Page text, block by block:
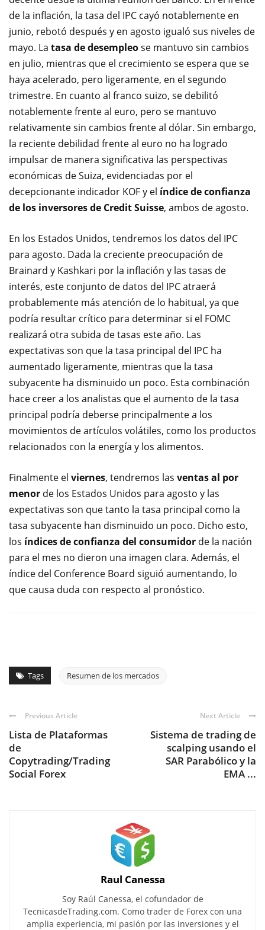
de la inflación, la tasa del IPC cayó notablemente en
junio, rebotó después y en agosto igualó sus niveles de
mayo. La tasa de desempleose mantuvo sin cambios
en julio, mientras que el crecimiento se espera que se
haya acelerado, pero ligeramente, en el segundo
trimestre. En cuanto al franco suizo, se debilitó
notablemente frente al euro, pero se mantuvo
relativamente sin cambios frente al dólar. Sin embargo,
la reciente debilidad frente al euro no ha logrado
impulsar de manera significativa las perspectivas
económicas de Suiza, evidenciadas por el
decepcionante indicador KOF y el índice de confianza
de los inversores de Credit Suisse, ambos de agosto.
En los Estados Unidos, tendremos los datos del IPC
para agosto. Dada la creciente preocupación de
Brainard y Kashkari por la inflación y las tasas de
interés, este conjunto de datos del IPC atraerá
probablemente más atención de lo habitual, ya que
podría resultar crítico para determinar si el FOMC
realizará otra subida de tasas este año. Las
expectativas son que la tasa principal del IPC ha
aumentado ligeramente, mientras que la tasa
subyacente ha disminuido un poco. Esta combinación
hace creer a los analistas que el aumento de la tasa
principal podría deberse principalmente a los
movimientos de artículos volátiles, como los productos
relacionados con la energía y los alimentos.
Finalmente el viernes, tendremos las ventas al por
menor de los Estados Unidos para agosto y las
expectativas son que tanto la tasa principal como la
tasa subyacente han disminuido un poco. Dicho esto,
los índices de confianza del consumidor de la nación
para el mes no dieron una imagen clara. Además, el
índice del Conference Board siguió aumentando, lo
que causa duda con respecto al pronóstico.
Tags Resumen de los mercados
Previous Article
Lista de Plataformas
de
Copytrading/Trading
Social Forex
Next Article
Sistema de trading de
scalping usando el
SAR Parabólico y la
EMA ...
Raul Canessa
Soy Raúl Canessa, el cofundador de
TecnicasdeTrading.com. Como trader de Forex con una
amplia experiencia, mi pasión por las inversiones y el